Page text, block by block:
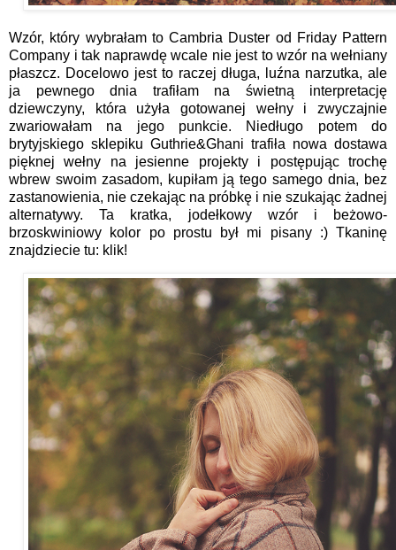
Wzór, który wybrałam to Cambria Duster od Friday Pattern
Company i tak naprawdę wcale nie jest to wzór na wełniany
płaszcz. Docelowo jest to raczej długa, luźna narzutka, ale
ja pewnego dnia trafiłam na świetną interpretację
dziewczyny, która użyła gotowanej wełny i zwyczajnie
zwariowałam na jego punkcie. Niedługo potem do
brytyjskiego sklepiku Guthrie&Ghani trafiła nowa dostawa
pięknej wełny na jesienne projekty i postępując trochę
wbrew swoim zasadom, kupiłam ją tego samego dnia, bez
zastanowienia, nie czekając na próbkę i nie szukając żadnej
alternatywy. Ta kratka, jodełkowy wzór i beżowo-
brzoskwiniowy kolor po prostu był mi pisany :) Tkaninę
znajdziecie tu: klik!